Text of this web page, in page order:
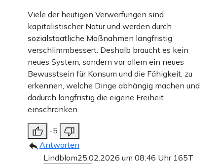
Viele der heutigen Verwerfungen sind
kapitalistischer Natur und werden durch
sozialstaatliche Maßnahmen langfristig
verschlimmbessert. Deshalb braucht es kein
neues System, sondern vor allem ein neues
Bewusstsein für Konsum und die Fähigkeit, zu
erkennen, welche Dinge abhängig machen und
dadurch langfristig die eigene Freiheit
einschränken.
-5
Antworten
Lindblom25.02.2026 um 08:46 Uhr 165T